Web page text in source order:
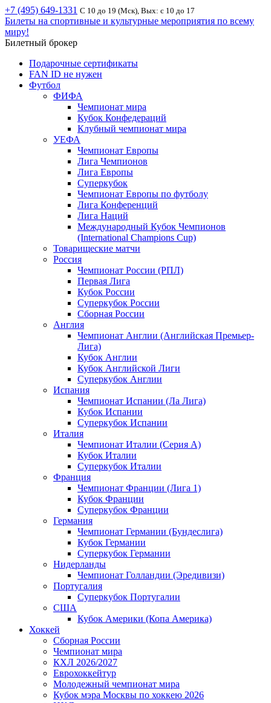
+7 (495) 649-1331 С 10 до 19 (Мск), Вых: с 10 до 17
Билеты на спортивные и культурные мероприятия по всему
миру!
Билетный брокер
Подарочные сертификаты
FAN ID не нужен
Футбол
ФИФА
Чемпионат мира
Кубок Конфедераций
Клубный чемпионат мира
УЕФА
Чемпионат Европы
Лига Чемпионов
Лига Европы
Суперкубок
Чемпионат Европы по футболу
Лига Конференций
Лига Наций
Международный Кубок Чемпионов
(International Champions Cup)
Товарищеские матчи
Россия
Чемпионат России (РПЛ)
Первая Лига
Кубок России
Суперкубок России
Сборная России
Англия
Чемпионат Англии (Английская Премьер-
Лига)
Кубок Англии
Кубок Английской Лиги
Суперкубок Англии
Испания
Чемпионат Испании (Ла Лига)
Кубок Испании
Суперкубок Испании
Италия
Чемпионат Италии (Серия А)
Кубок Италии
Суперкубок Италии
Франция
Чемпионат Франции (Лига 1)
Кубок Франции
Суперкубок Франции
Германия
Чемпионат Германии (Бундеслига)
Кубок Германии
Суперкубок Германии
Нидерланды
Чемпионат Голландии (Эредивизи)
Португалия
Суперкубок Португалии
США
Кубок Америки (Копа Америка)
Хоккей
Сборная России
Чемпионат мира
КХЛ 2026/2027
Еврохоккейтур
Молодежный чемпионат мира
Кубок мэра Москвы по хоккею 2026